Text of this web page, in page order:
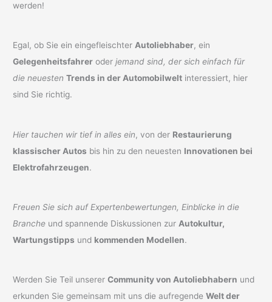
werden!
Egal, ob Sie ein eingefleischterAutoliebhaber, ein
Gelegenheitsfahrer oderjemand sind, der sich einfach für
die neuesten Trends in der Automobilwelt interessiert, hier
sind Sie richtig.
Hier tauchen wir tief in alles ein, von der Restaurierung
klassischer Autos bis hin zu den neuesten Innovationen bei
Elektrofahrzeugen.
Freuen Sie sich auf Expertenbewertungen, Einblicke in die
Branche und spannende Diskussionen zur Autokultur,
Wartungstipps und kommenden Modellen.
Werden Sie Teil unsererCommunity von Autoliebhabern und
erkunden Sie gemeinsam mit uns die aufregendeWelt der